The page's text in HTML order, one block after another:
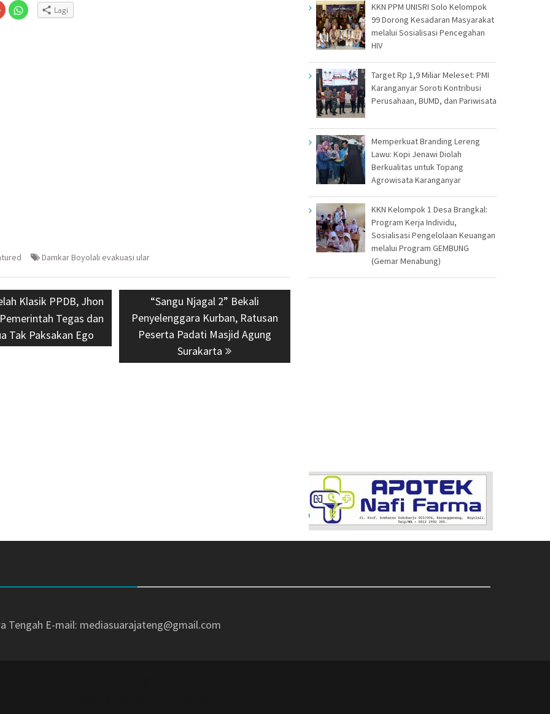
Klik
untuk
berbagi
Klik
untuk Lagi
Damkar Boyolali evakuasi ular
Klasik PPDB, Jhon
Tegas dan
Tak Paksakan Ego
Next
post:
“Sangu Njagal 2” Bekali
Penyelenggara Kurban, Ratusan
Peserta Padati Masjid Agung
Surakarta
KKN PPM UNISRI Solo Kelompok
99 Dorong Kesadaran Masyarakat
melalui Sosialisasi Pencegahan
HIV
Target Rp 1,9 Miliar Meleset: PMI
Karanganyar Soroti Kontribusi
Perusahaan, BUMD, dan Pariwisata
Memperkuat Branding Lereng
Lawu: Kopi Jenawi Diolah
Berkualitas untuk Topang
Agrowisata Karanganyar
KKN Kelompok 1 Desa Brangkal:
Program Kerja Individu,
Sosialisasi Pengelolaan Keuangan
melalui Program GEMBUNG
(Gemar Menabung)
Tengah E-mail: mediasuarajateng@gmail.com